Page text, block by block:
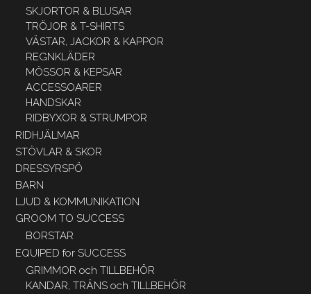
SKJORTOR & BLUSAR
TRÖJOR & T-SHIRTS
VÄSTAR, JACKOR & KAPPOR
REGNKLÄDER
MÖSSOR & KEPSAR
ACCESSOARER
HANDSKAR
RIDBYXOR & STRUMPOR
RIDHJÄLMAR
STÖVLAR & SKOR
DRESSYRSPÖ
BARN
LJUD & KOMMUNIKATION
GROOM TO SUCCESS
BORSTAR
EQUIPED for SUCCESS
GRIMMOR och TILLBEHÖR
KANDAR, TRÄNS och TILLBEHÖR